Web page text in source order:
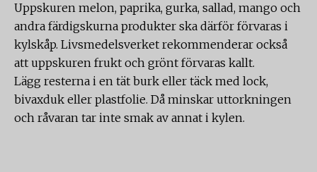
Uppskuren melon, paprika, gurka, sallad, mango och
andra färdigskurna produkter ska därför förvaras i
kylskåp. Livsmedelsverket rekommenderar också
att uppskuren frukt och grönt förvaras kallt.
Lägg resterna i en tät burk eller täck med lock,
bivaxduk eller plastfolie. Då minskar uttorkningen
och råvaran tar inte smak av annat i kylen.